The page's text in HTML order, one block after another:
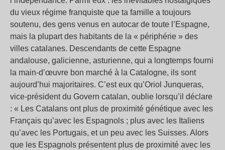
du vieux régime franquiste que ta famille a toujours
soutenu, des gens venus en autocar de toute l’Espagne,
mais la plupart des habitants de la « périphérie » des
villes catalanes. Descendants de cette Espagne
andalouse, galicienne, asturienne, qui a longtemps fourni
la main-d’œuvre bon marché à la Catalogne, ils sont
aujourd’hui majoritaires. C’est eux qu’Oriol Junqueras,
vice-président du Govern catalan, oublie lorsqu’il déclare
: « Les Catalans ont plus de proximité génétique avec les
Français qu’avec les Espagnols ; plus avec les Italiens
qu’avec les Portugais, et un peu avec les Suisses. Alors
que les Espagnols présentent plus de proximité avec les